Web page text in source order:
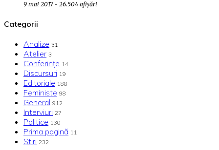
9 mai 2017 - 26.504 afișări
Categorii
Analize 31
Atelier 3
Conferințe 14
Discursuri 19
Editoriale 188
Feministe 98
General 912
Interviuri 27
Politice 130
Prima pagină 11
Stiri 232